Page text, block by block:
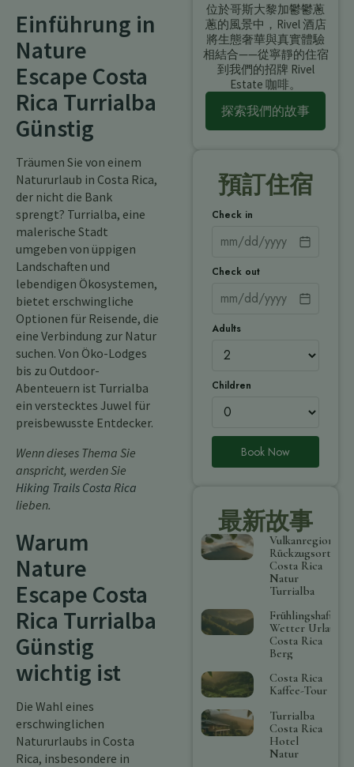
Einführung in
Nature
Escape Costa
Rica Turrialba
Günstig
Träumen Sie von einem
Natururlaub in Costa Rica,
der nicht die Bank
sprengt? Turrialba, eine
malerische Stadt
umgeben von üppigen
Landschaften und
lebendigen Ökosystemen,
bietet erschwingliche
Optionen für Reisende, die
eine Verbindung zur Natur
suchen. Von Öko-Lodges
bis zu Outdoor-
Abenteuern ist Turrialba
ein verstecktes Juwel für
preisbewusste Entdecker.
Wenn dieses Thema Sie
anspricht, werden Sie
Hiking Trails Costa Rica
lieben.
Warum
Nature
Escape Costa
Rica Turrialba
Günstig
wichtig ist
Die Wahl eines
erschwinglichen
Natururlaubs in Costa
Rica, insbesondere in
位於哥斯大黎加鬱鬱蔥
蔥的風景中，Rivel 酒店
將生態奢華與真實體驗
相結合——從寧靜的住宿
到我們的招牌 Rivel
Estate 咖啡。
探索我們的故事
預訂住宿
Check in
Check out
Adults
Children
Book Now
最新故事
Vulkanregion
Rückzugsort
Costa Rica
Natur
Turrialba
Frühlingshaftes
Wetter Urlaub
Costa Rica
Berg
Costa Rica
Kaffee-Tour
Turrialba
Costa Rica
Hotel
Natur